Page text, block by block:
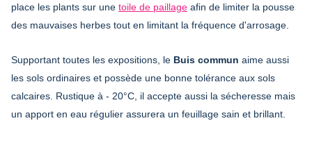
place les plants sur une toile de paillage afin de limiter la pousse
des mauvaises herbes tout en limitant la fréquence d'arrosage.
Supportant toutes les expositions, le Buis commun aime aussi
les sols ordinaires et possède une bonne tolérance aux sols
calcaires. Rustique à - 20°C, il accepte aussi la sécheresse mais
un apport en eau régulier assurera un feuillage sain et brillant.